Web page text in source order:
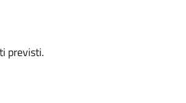
previsti.